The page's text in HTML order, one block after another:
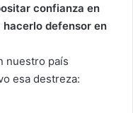
confianza en
defensor en
nuestro país
esa destreza: